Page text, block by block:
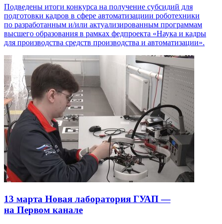
Подведены итоги конкурса на получение субсидий для
подготовки кадров в сфере автоматизациии роботехники
по разработанным и/или актуализированным программам
высшего образования в рамках федпроекта «Наука и кадры
для производства средств производства и автоматизации».
13 марта Новая лаборатория ГУАП —
на Первом канале